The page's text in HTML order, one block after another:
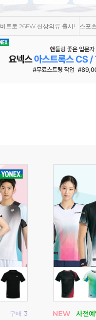
비트로 26FW 신상의류 출시! 스포
구매30